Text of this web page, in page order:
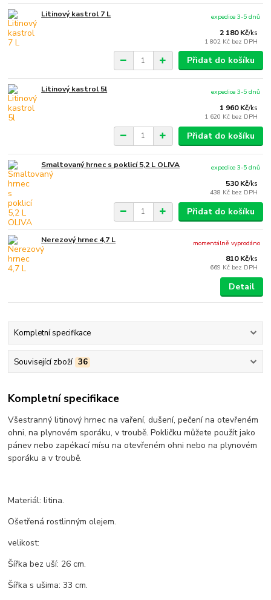
Litinový kastrol 7 L
2 180 Kč/ks
1 802 Kč bez DPH
expedice 3-5 dnů
Přidat do košíku
Litinový kastrol 5l
1 960 Kč/ks
1 620 Kč bez DPH
expedice 3-5 dnů
Přidat do košíku
Smaltovaný hrnec s poklicí 5,2 L OLIVA
530 Kč/ks
438 Kč bez DPH
expedice 3-5 dnů
Přidat do košíku
Nerezový hrnec 4,7 L
810 Kč/ks
669 Kč bez DPH
momentálně vyprodáno
Detail
Kompletní specifikace
Související zboží 36
Kompletní specifikace
Všestranný litinový hrnec na vaření, dušení, pečení na otevřeném
ohni, na plynovém sporáku, v troubě. Pokličku můžete použít jako
pánev nebo zapékací mísu na otevřeném ohni nebo na plynovém
sporáku a v troubě.
Materiál: litina.
Ošetřená rostlinným olejem.
velikost:
Šířka bez uší: 26 cm.
Šířka s ušima: 33 cm.